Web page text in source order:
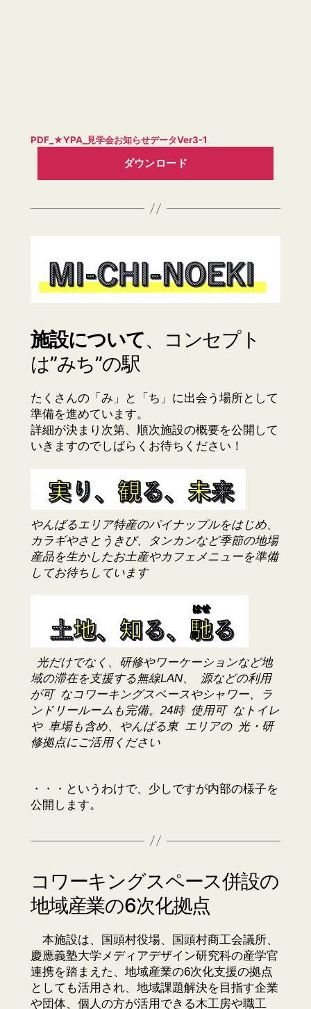
PDF_★YPA_見学会お知らせデータVer3-1
ダウンロード
施設について、コンセプト
は”みち”の駅
たくさんの「み」と「ち」に出会う場所として
準備を進めています。
詳細が決まり次第、順次施設の概要を公開して
いきますのでしばらくお待ちください！
やんばるエリア特産のパイナップルをはじめ、
カラギやさとうきび、タンカンなど季節の地場
産品を⽣かしたお⼟産やカフェメニューを準備
してお待ちしています
光だけでなく、研修やワーケーションなど地
域の滞在を⽀援する無線LAN、 源などの利⽤
が可 なコワーキングスペースやシャワー、ラ
ンドリールームも完備。24時 使⽤可 なトイレ
や ⾞場も含め、やんばる東 エリアの 光・研
修拠点にご活⽤ください
・・・というわけで、少しですが内部の様子を
公開します。
コワーキングスペース併設の
地域産業の6次化拠点
本施設は、国頭村役場、国頭村商工会議所、
慶應義塾大学メディアデザイン研究科の産学官
連携を踏まえた、地域産業の6次化支援の拠点
としても活用され、地域課題解決を目指す企業
や団体、個人の方が活用できる木工房や職工